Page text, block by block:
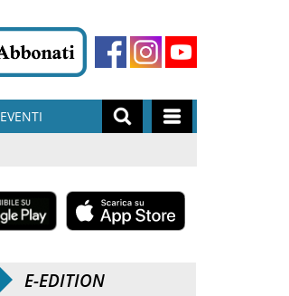
EVENTI
E-EDITION